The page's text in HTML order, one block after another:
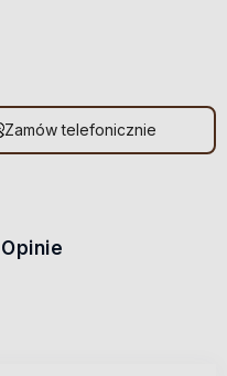
Zamów telefonicznie
Opinie